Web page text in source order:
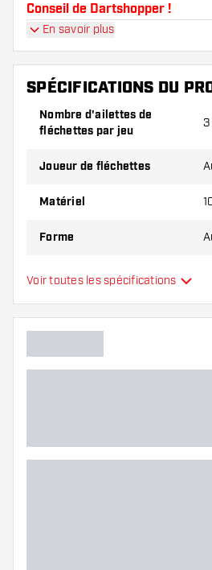
Conseil de Dartshopper !
et de tiges. Ils peuvent être
cassés à l'usage.
Essayez une forme, un
la variante qui vous convient
En savoir plus
SPÉCIFICATIONS DU
Nombre d'ailettes de
fléchettes par jeu
3
Joueur de fléchettes
Matériel
Forme
Type
Flexibilité
Voir toutes les spécifications